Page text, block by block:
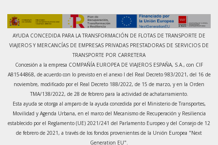
AYUDA CONCEDIDA PARA LA TRANSFORMACIÓN DE FLOTAS DE TRANSPORTE DE
VIAJEROS Y MERCANCÍAS DE EMPRESAS PRIVADAS PRESTADORAS DE SERVICIOS DE
TRANSPORTE POR CARRETERA
Concesión a la empresa COMPAÑÍA EUROPEA DE VIAJEROS ESPAÑA, S.A., con CIF
A81544868, de acuerdo con lo previsto en el anexo I del Real Decreto 983/2021, del 16 de
noviembre, modificado por el Real Decreto 188/2022, de 15 de marzo, y en la Orden
TMA/138/2022, de 28 de febrero para la actividad de achatarramiento.
Esta ayuda se otorga al amparo de la ayuda concedida por el Ministerio de Transportes,
Movilidad y Agenda Urbana, en el marco del Mecanismo de Recuperación y Resiliencia
establecido por el Reglamento (UE) 2021/241 del Parlamento Europeo y del Consejo de 12
de febrero de 2021, a través de los fondos provenientes de la Unión Europea "Next
Generation EU".